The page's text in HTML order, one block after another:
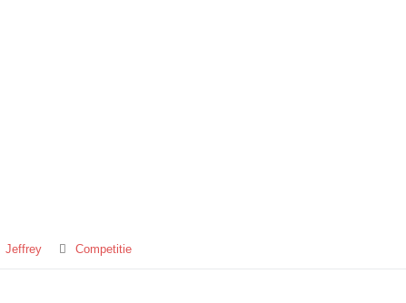
Jeffrey Competitie